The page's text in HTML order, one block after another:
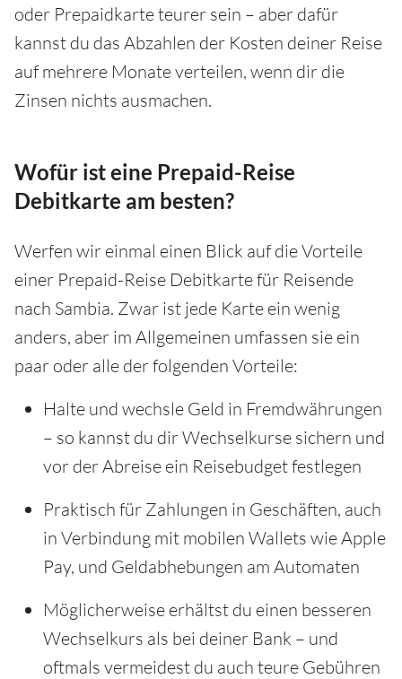
oder Prepaidkarte teurer sein – aber dafür
kannst du das Abzahlen der Kosten deiner Reise
auf mehrere Monate verteilen, wenn dir die
Zinsen nichts ausmachen.
Wofür ist eine Prepaid-Reise
Debitkarte am besten?
Werfen wir einmal einen Blick auf die Vorteile
einer Prepaid-Reise Debitkarte für Reisende
nach Sambia. Zwar ist jede Karte ein wenig
anders, aber im Allgemeinen umfassen sie ein
paar oder alle der folgenden Vorteile:
Halte und wechsle Geld in Fremdwährungen
– so kannst du dir Wechselkurse sichern und
vor der Abreise ein Reisebudget festlegen
Praktisch für Zahlungen in Geschäften, auch
in Verbindung mit mobilen Wallets wie Apple
Pay, und Geldabhebungen am Automaten
Möglicherweise erhältst du einen besseren
Wechselkurs als bei deiner Bank – und
oftmals vermeidest du auch teure Gebühren